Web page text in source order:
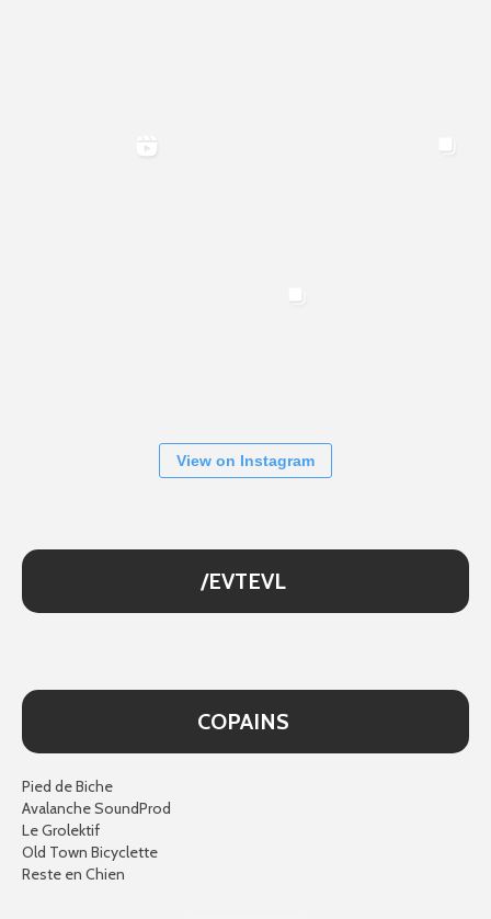
View on Instagram
/EVTEVL
COPAINS
Pied de Biche
Avalanche SoundProd
Le Grolektif
Old Town Bicyclette
Reste en Chien